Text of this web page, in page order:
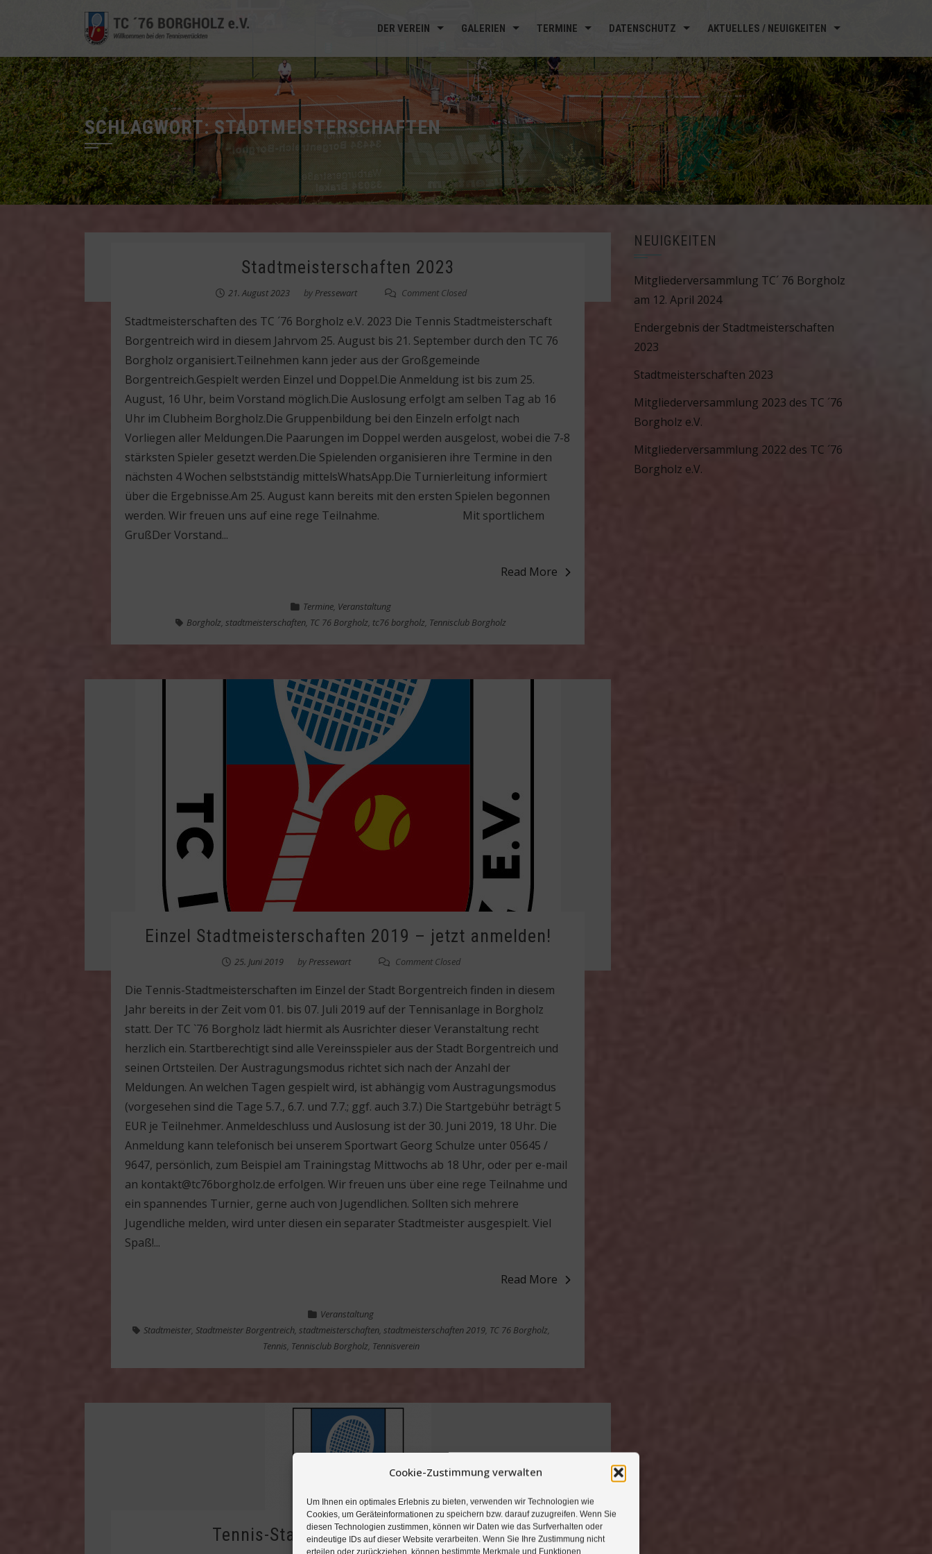
Cookie-Zustimmung verwalten
Um Ihnen ein optimales Erlebnis zu bieten, verwenden wir Technologien wie
Cookies, um Geräteinformationen zu speichern bzw. darauf zuzugreifen. Wenn Sie
diesen Technologien zustimmen, können wir Daten wie das Surfverhalten oder
eindeutige IDs auf dieser Website verarbeiten. Wenn Sie Ihre Zustimmung nicht
erteilen oder zurückziehen, können bestimmte Merkmale und Funktionen
DER VEREIN GALERIEN TERMINE DATENSCHUTZ AKTUELLES / NEUIGKEITEN
SCHLAGWORT:STADTMEISTERSCHAFTEN
Stadtmeisterschaften 2023
21. August 2023 by Pressewart Comment Closed
Stadtmeisterschaften des TC ´76 Borgholz e.V. 2023 Die Tennis Stadtmeisterschaft
Borgentreich wird in diesem Jahrvom 25. August bis 21. September durch den TC 76
Borgholz organisiert.Teilnehmen kann jeder aus der Großgemeinde
Borgentreich.Gespielt werden Einzel und Doppel.Die Anmeldung ist bis zum 25.
August, 16 Uhr, beim Vorstand möglich.Die Auslosung erfolgt am selben Tag ab 16
Uhr im Clubheim Borgholz.Die Gruppenbildung bei den Einzeln erfolgt nach
Vorliegen aller Meldungen.Die Paarungen im Doppel werden ausgelost, wobei die 7-8
stärksten Spieler gesetzt werden.Die Spielenden organisieren ihre Termine in den
nächsten 4 Wochen selbstständig mittelsWhatsApp.Die Turnierleitung informiert
über die Ergebnisse.Am 25. August kann bereits mit den ersten Spielen begonnen
werden. Wir freuen uns auf eine rege Teilnahme. Mit sportlichem
GrußDer Vorstand...
Read More
Termine, Veranstaltung
Borgholz, stadtmeisterschaften, TC 76 Borgholz, tc76 borgholz, Tennisclub Borgholz
Einzel Stadtmeisterschaften 2019 – jetzt anmelden!
25. Juni 2019 by Pressewart Comment Closed
Die Tennis-Stadtmeisterschaften im Einzel der Stadt Borgentreich finden in diesem
Jahr bereits in der Zeit vom 01. bis 07. Juli 2019 auf der Tennisanlage in Borgholz
statt. Der TC `76 Borgholz lädt hiermit als Ausrichter dieser Veranstaltung recht
herzlich ein. Startberechtigt sind alle Vereinsspieler aus der Stadt Borgentreich und
seinen Ortsteilen. Der Austragungsmodus richtet sich nach der Anzahl der
Meldungen. An welchen Tagen gespielt wird, ist abhängig vom Austragungsmodus
(vorgesehen sind die Tage 5.7., 6.7. und 7.7.; ggf. auch 3.7.) Die Startgebühr beträgt 5
EUR je Teilnehmer. Anmeldeschluss und Auslosung ist der 30. Juni 2019, 18 Uhr. Die
Anmeldung kann telefonisch bei unserem Sportwart Georg Schulze unter 05645 /
9647, persönlich, zum Beispiel am Trainingstag Mittwochs ab 18 Uhr, oder per e-mail
an kontakt@tc76borgholz.de erfolgen. Wir freuen uns über eine rege Teilnahme und
ein spannendes Turnier, gerne auch von Jugendlichen. Sollten sich mehrere
Jugendliche melden, wird unter diesen ein separater Stadtmeister ausgespielt. Viel
Spaß!...
Read More
Veranstaltung
Stadtmeister, Stadtmeister Borgentreich, stadtmeisterschaften, stadtmeisterschaften 2019, TC 76 Borgholz,
Tennis, Tennisclub Borgholz, Tennisverein
Tennis-Stadtmeisterschaften 2016
NEUIGKEITEN
Mitgliederversammlung TC´ 76 Borgholz
am 12. April 2024
Endergebnis der Stadtmeisterschaften
2023
Stadtmeisterschaften 2023
Mitgliederversammlung 2023 des TC ´76
Borgholz e.V.
Mitgliederversammlung 2022 des TC ´76
Borgholz e.V.